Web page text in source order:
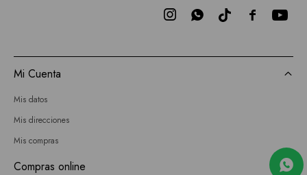

 
Mi Cuenta
Mis datos
Mis direcciones
Mis compras
Compras online